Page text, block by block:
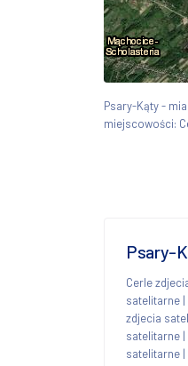
Psary-Kąty -
miejscowości:
Psary-
Cerle
satelitarne |
zdjecia
satelitarne |
satelitarne |